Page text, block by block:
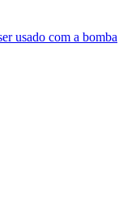
usado com a bomba